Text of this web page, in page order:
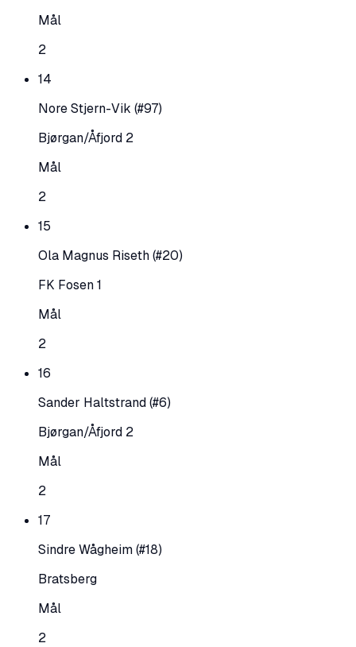
Mål
2
14
Nore Stjern-Vik (#97)
Bjørgan/Åfjord 2
Mål
2
15
Ola Magnus Riseth(#20)
FK Fosen 1
Mål
2
16
Sander Haltstrand(#6)
Bjørgan/Åfjord 2
Mål
2
17
Sindre Wågheim(#18)
Bratsberg
Mål
2